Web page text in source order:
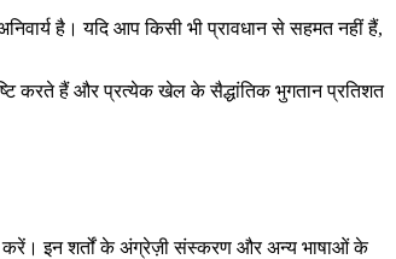
है। यदि आप किसी भी प्रावधान से सहमत नहीं हैं,
करते हैं और प्रत्येक खेल के सैद्धांतिक भुगतान प्रतिशत
करें। इन शर्तों के अंग्रेज़ी संस्करण और अन्य भाषाओं के